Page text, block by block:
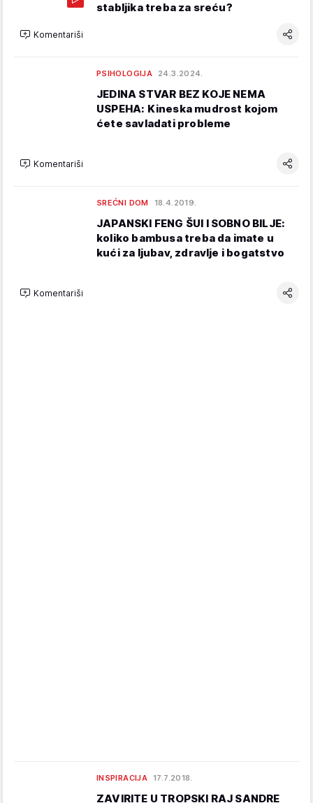
stabljika treba za sreću?
Komentariši
PSIHOLOGIJA 24.3.2024.
JEDINA STVAR BEZ KOJE NEMA
USPEHA: Kineska mudrost kojom
ćete savladati probleme
Komentariši
SREĆNI DOM 18.4.2019.
JAPANSKI FENG ŠUI I SOBNO BILJE:
koliko bambusa treba da imate u
kući za ljubav, zdravlje i bogatstvo
Komentariši
INSPIRACIJA 17.7.2018.
ZAVIRITE U TROPSKI RAJ SANDRE